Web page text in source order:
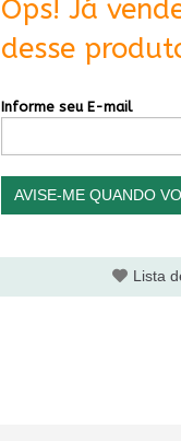
Ops! Já
desse
Informe seu E-mail
AVISE-ME QUANDO
Lista